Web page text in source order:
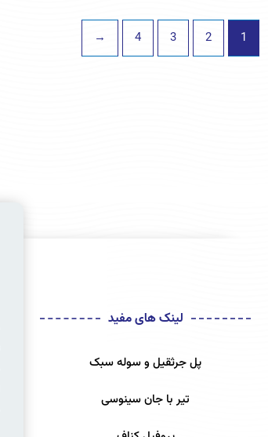
1
2
3
4
←
لینک های مفید
پل جرثقیل و سوله سبک
تیر با جان سینوسی